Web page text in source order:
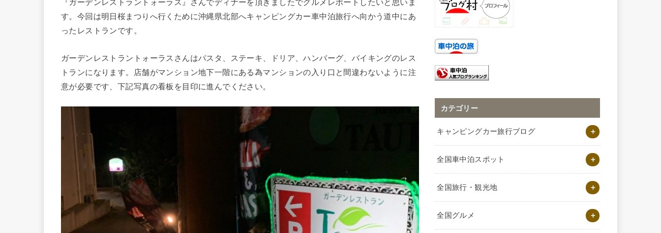
『ガーデンレストラントォーラス』さんでディナーを頂きましたでグルメレポートしたいと思いま
す。今回は明日桜まつりへ行くために沖縄県北部へキャンピングカー車中泊旅行へ向かう道中にあ
ったレストランです。
ガーデンレストラントォーラスさんはパスタ、ステーキ、ドリア、ハンバーグ、バイキングのレス
トランになります。店舗がマンション地下一階にある為マンションの入り口と間違わないように注
意が必要です、下記写真の看板を目印に進んでください。
カテゴリー
キャンピングカー旅行ブログ
全国車中泊スポット
全国旅行・観光地
全国グルメ